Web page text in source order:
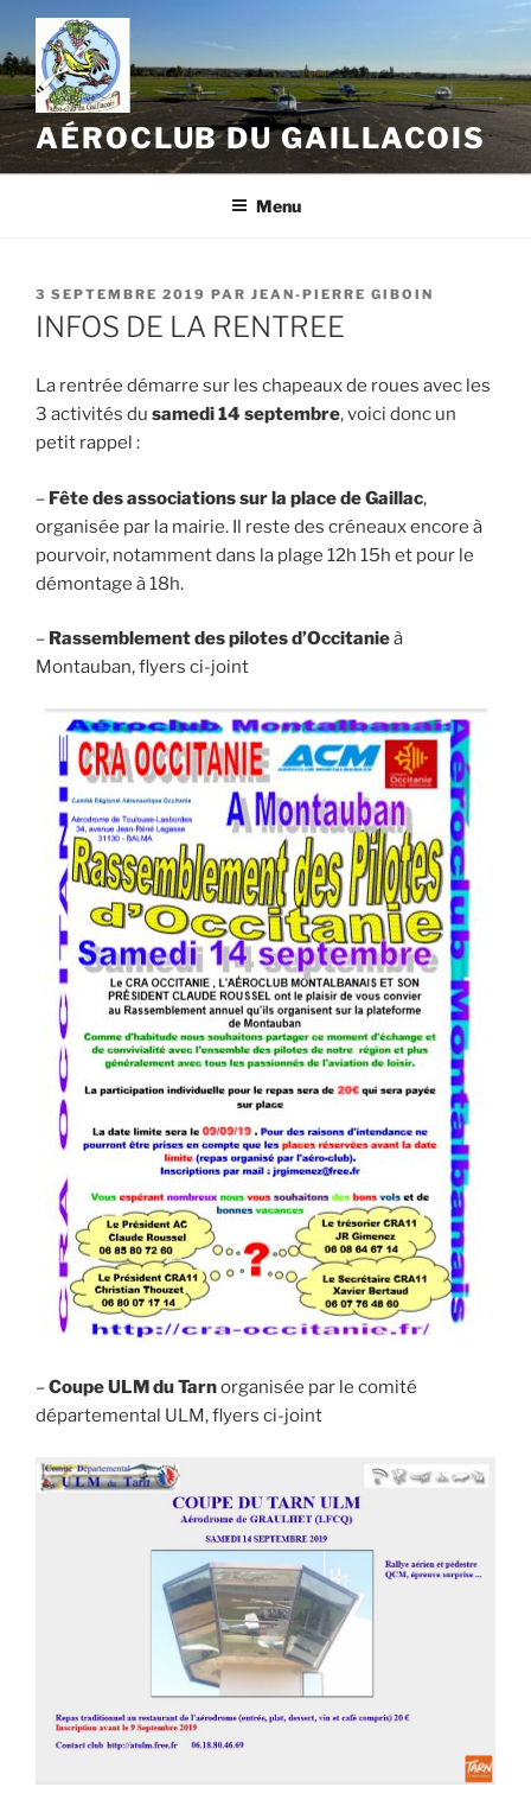
Aller
contenu
principal
AÉROCLUB DU GAILLACOIS
Menu
PUBLIÉ
LE
3 SEPTEMBRE 2019 PAR JEAN-PIERRE GIBOIN
INFOS DE LA RENTREE
La rentrée démarre sur les chapeaux de roues avec les
3 activités du samedi 14 septembre, voici donc un
petit rappel :
– Fête des associations sur la place de Gaillac,
organisée par la mairie. Il reste des créneaux encore à
pourvoir, notamment dans la plage 12h 15h et pour le
démontage à 18h.
– Rassemblement des pilotes d’Occitanieà
Montauban, flyers ci-joint
–Coupe ULM du Tarnorganisée par le comité
départemental ULM, flyers ci-joint